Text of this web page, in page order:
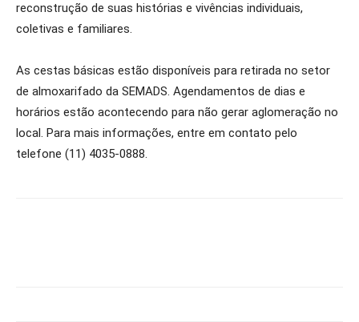
reconstrução de suas histórias e vivências individuais,
coletivas e familiares.
As cestas básicas estão disponíveis para retirada no setor
de almoxarifado da SEMADS. Agendamentos de dias e
horários estão acontecendo para não gerar aglomeração no
local. Para mais informações, entre em contato pelo
telefone (11) 4035-0888.